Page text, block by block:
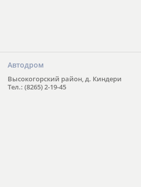
Автодром
Высокогорский район, д. Киндери
Тел.: (8265) 2-19-45